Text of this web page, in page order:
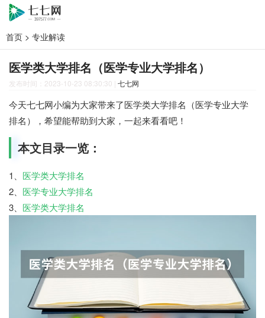
首页 > 专业解读
医学类大学排名（医学专业大学排名）
发布时间：2023-10-23 08:30:30 | 七七网
今天七七网小编为大家带来了医学类大学排名（医学专业大学
排名），希望能帮助到大家，一起来看看吧！
本文目录一览：
1、 医学类大学排名
2、 医学专业大学排名
3、 医学类大学排名